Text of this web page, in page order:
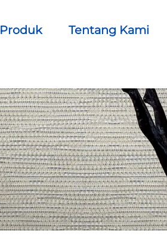
Produk Tentang Kami